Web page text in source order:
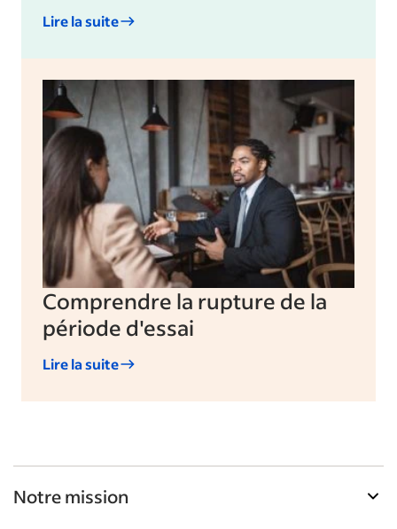
Lire la suite
Comprendre la rupture de la
période d'essai
Lire la suite
Notre mission